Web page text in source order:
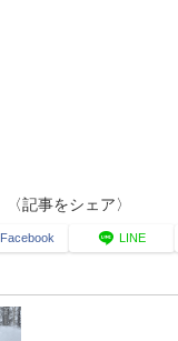
〈記事をシェア〉
Facebook LINE